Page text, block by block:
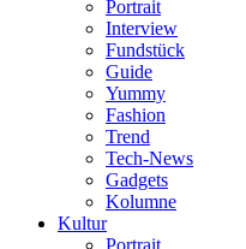
Portrait
Interview
Fundstück
Guide
Yummy
Fashion
Trend
Tech-News
Gadgets
Kolumne
Kultur
Portrait